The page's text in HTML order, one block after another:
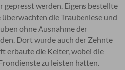
werden. Eigens bestellte
die Traubenlese und
ohne Ausnahme der
Dort wurde auch der Zehnte
erbaute die Kelter, wobei die
zu leisten hatten.